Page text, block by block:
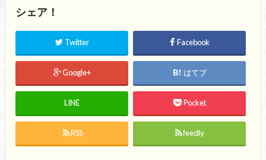
シェア！
Twitter Facebook
Google+ はてブ
LINE Pocket
RSS feedly